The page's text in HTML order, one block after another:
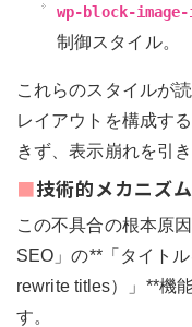
wp-block-
制御スタイル。
これらのスタイルが
レイアウトを構成す
きず、表示崩れを引
■技術的メカニズ
この不具合の根本原
SEO」の**「タイト
rewrite titles）」**機
す。